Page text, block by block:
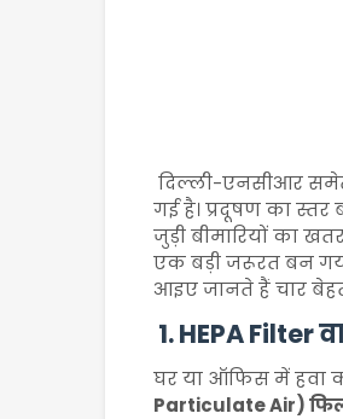
दिल्ली-एनसीआर
गई है। प्रदूषण का
जुड़ी बीमारियों का
एक बड़ी जरूरत बन
आइए जानते हैं चार
1.HEPA Filter
घर या ऑफिस में हवा
Particulate Air)